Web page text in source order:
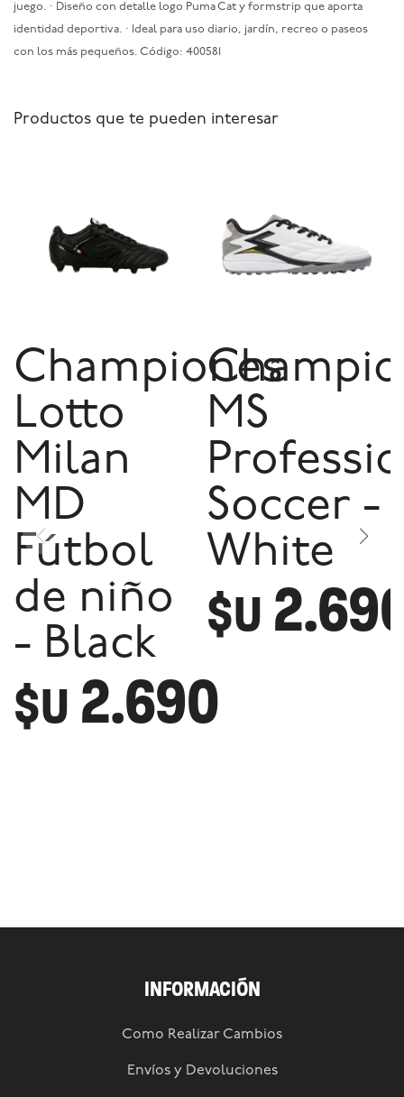
juego. · Diseño con detalle logo Puma Cat y formstrip que aporta
identidad deportiva. · Ideal para uso diario, jardín, recreo o paseos
con los más pequeños. Código: 400581
Productos que te pueden interesar
Championes
Lotto
Milan
MD
Fútbol
de niño
- Black
$U 2.690
MS
Soccer -
White
$U
INFORMACIÓN
Como Realizar Cambios
Envíos y Devoluciones